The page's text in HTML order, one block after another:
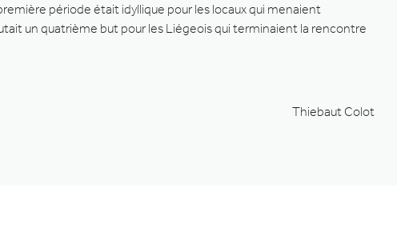
période était idyllique pour les locaux qui menaient
un quatrième but pour les Liégeois qui terminaient la rencontre
Thiebaut Colot